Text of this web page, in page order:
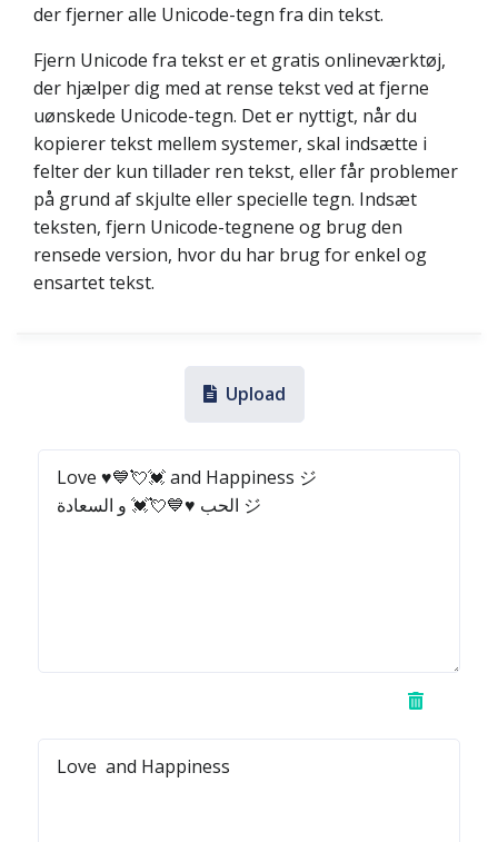
der fjerner alle Unicode-tegn fra din tekst.
Fjern Unicode fra tekst er et gratis onlineværktøj,
der hjælper dig med at rense tekst ved at fjerne
uønskede Unicode-tegn. Det er nyttigt, når du
kopierer tekst mellem systemer, skal indsætte i
felter der kun tillader ren tekst, eller får problemer
på grund af skjulte eller specielle tegn. Indsæt
teksten, fjern Unicode-tegnene og brug den
rensede version, hvor du har brug for enkel og
ensartet tekst.
Upload